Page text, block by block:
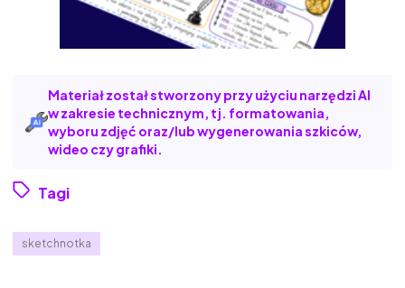
Materiał został stworzony przy użyciu narzędzi AI
w zakresie technicznym, tj. formatowania,
wyboru zdjęć oraz/lub wygenerowania szkiców,
wideo czy grafiki.
Tagi
sketchnotka